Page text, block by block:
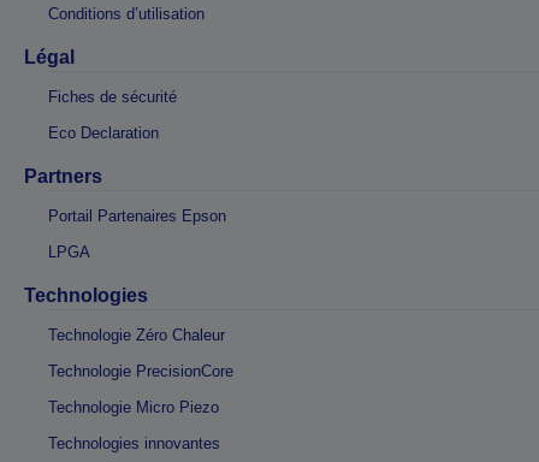
Conditions d’utilisation
Légal
Fiches de sécurité
Eco Declaration
Partners
Portail Partenaires Epson
LPGA
Technologies
Technologie Zéro Chaleur
Technologie PrecisionCore
Technologie Micro Piezo
Technologies innovantes